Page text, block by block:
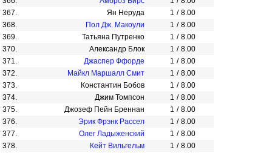
367.
Ян Неруда 1 / 8.00
368.
Пол Дж. Макоули 1 / 8.00
369.
Татьяна Путренко 1 / 8.00
370.
Александр Блок 1 / 8.00
371.
Джаспер Ффорде 1 / 8.00
372.
Майкл Маршалл Смит 1 / 8.00
373.
Константин Бобов 1 / 8.00
374.
Джим Томпсон 1 / 8.00
375.
Джозеф Пейн Бреннан 1 / 8.00
376.
Эрик Фрэнк Рассел 1 / 8.00
377.
Олег Ладыженский 1 / 8.00
378.
Кейт Вильгельм 1 / 8.00